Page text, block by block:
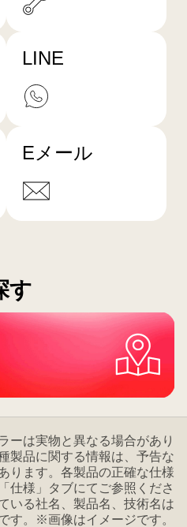
LINE
Eメール
す
ーは実物と異なる場合があり
製品に関する情報は、予告な
ります。各製品の正確な仕様
仕様」タブにてご参照くださ
いる社名、製品名、技術名は
す。※画像はイメージです。